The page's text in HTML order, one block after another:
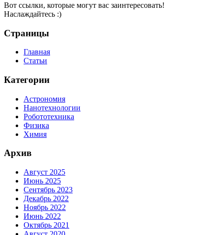
Вот ссылки, которые могут вас заинтересовать!
Наслаждайтесь :)
Страницы
Главная
Статьи
Категории
Астрономия
Нанотехнологии
Робототехника
Физика
Химия
Архив
Август 2025
Июнь 2025
Сентябрь 2023
Декабрь 2022
Ноябрь 2022
Июнь 2022
Октябрь 2021